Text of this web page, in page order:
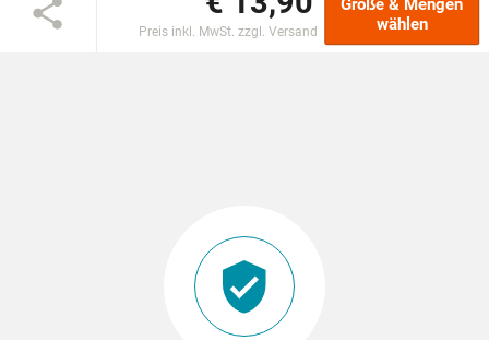
ZAHNARZTPRAXIS
Preis inkl. MwSt. zzgl. Versand
Größe & Mengen
wählen